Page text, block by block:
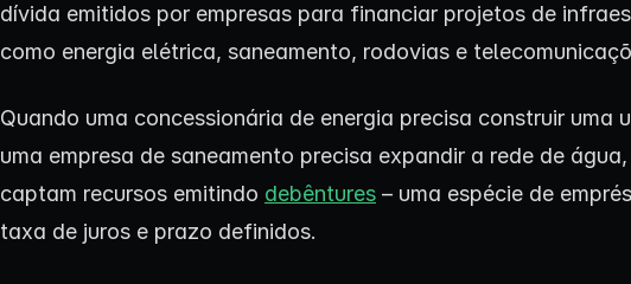
dívida emitidos por empresas para financiar projetos de
como energia elétrica, saneamento, rodovias e
Quando uma concessionária de energia precisa construir uma
uma empresa de saneamento precisa expandir a rede de
captam recursos emitindo debêntures – uma espécie de
taxa de juros e prazo definidos.